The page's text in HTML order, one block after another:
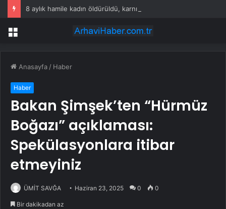
8 aylık hamile kadın öldürüldü, karnındaki bebek kayıp
Menü
Anasayfa / Haber
Haber
Bakan Şimşek’ten “Hürmüz
Boğazı” açıklaması:
Spekülasyonlara itibar
etmeyiniz
ÜMİT SAVĞA Haziran 23, 2025 0 0
Bir dakikadan az